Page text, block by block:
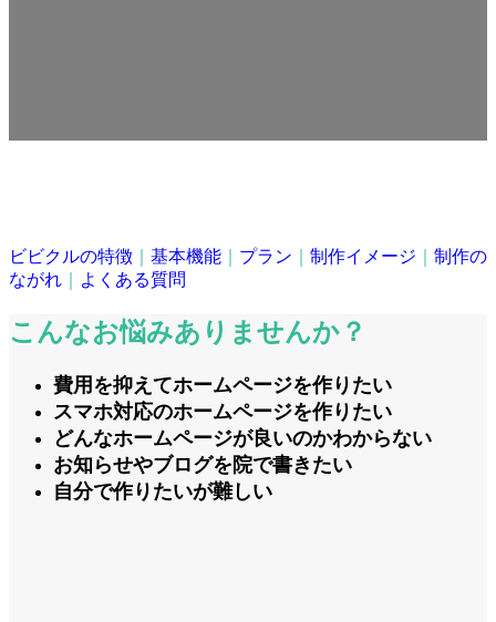
ビビクルの特徴 基本機能 プラン 制作イメージ
制作の
ながれ
よくある質問
こんなお悩みありませんか？
費用を抑えてホームページを作りたい
スマホ対応のホームページを作りたい
どんなホームページが良いのかわからない
お知らせやブログを院で書きたい
自分で作りたいが難しい